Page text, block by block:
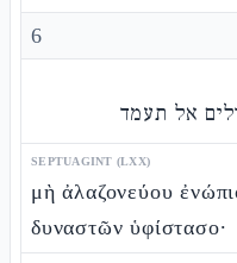
6
אל תעמד
SEPTUAGINT (LXX)
μὴ ἀλαζονεύου
δυναστῶν ὑφίστασο·